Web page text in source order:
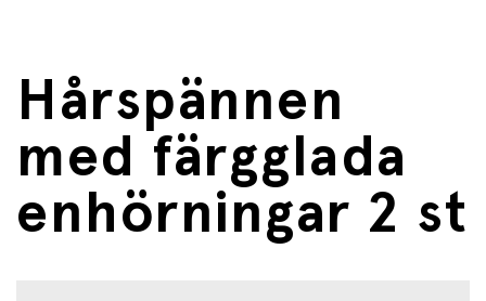
Hårspännen
med färgglada
enhörningar 2 st